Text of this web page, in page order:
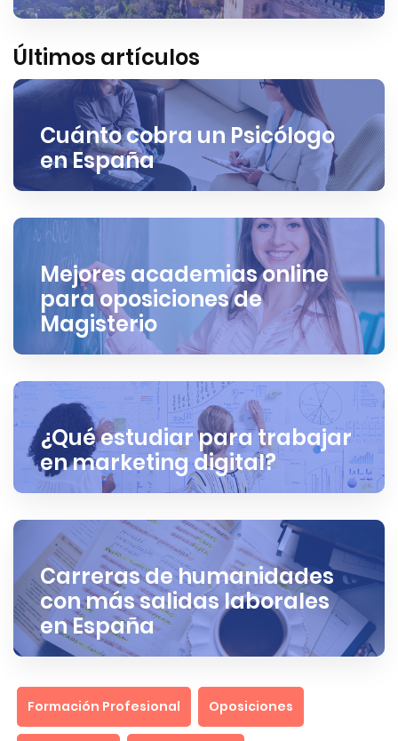
Últimos artículos
Cuánto cobra un Psicólogo
en España
Mejores academias online
para oposiciones de
Magisterio
¿Qué estudiar para trabajar
en marketing digital?
Carreras de humanidades
con más salidas laborales
en España
Formación Profesional Oposiciones